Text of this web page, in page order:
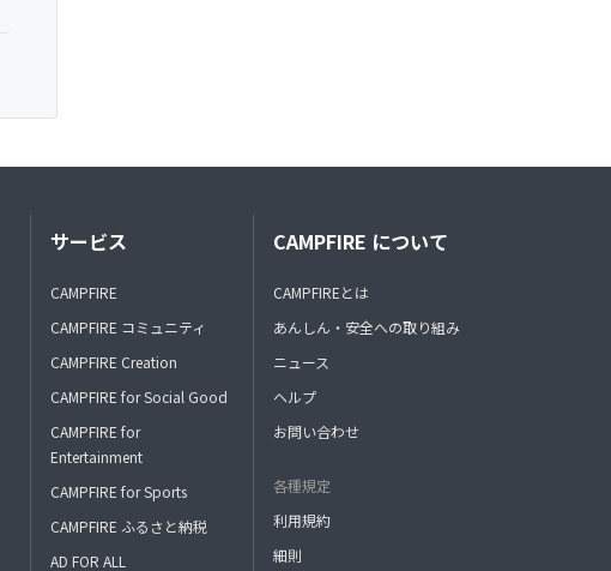
サービス
CAMPFIRE
CAMPFIRE コミュニティ
CAMPFIRE Creation
CAMPFIRE for Social Good
CAMPFIRE for
Entertainment
CAMPFIRE for Sports
CAMPFIRE ふるさと納税
AD FOR ALL
CAMPFIRE について
CAMPFIREとは
あんしん・安全への取り組み
ニュース
ヘルプ
お問い合わせ
各種規定
利用規約
細則